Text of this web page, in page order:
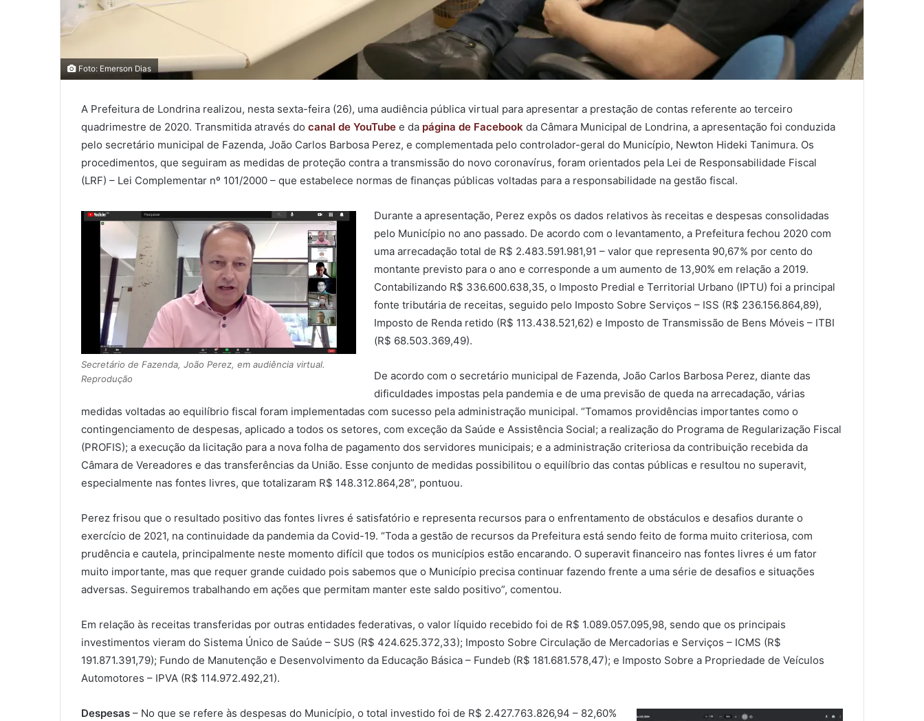
Foto: Emerson Dias
A Prefeitura de Londrina realizou, nesta sexta-feira (26), uma audiência pública virtual para apresentar a prestação de contas referente ao terceiro
quadrimestre de 2020. Transmitida através do canal de YouTube e da página de Facebook da Câmara Municipal de Londrina, a apresentação foi conduzida
pelo secretário municipal de Fazenda, João Carlos Barbosa Perez, e complementada pelo controlador-geral do Município, Newton Hideki Tanimura. Os
procedimentos, que seguiram as medidas de proteção contra a transmissão do novo coronavírus, foram orientados pela Lei de Responsabilidade Fiscal
(LRF) – Lei Complementar nº 101/2000 – que estabelece normas de finanças públicas voltadas para a responsabilidade na gestão fiscal.
Secretário de Fazenda, João Perez, em audiência virtual.
Reprodução
Durante a apresentação, Perez expôs os dados relativos às receitas e despesas consolidadas
pelo Município no ano passado. De acordo com o levantamento, a Prefeitura fechou 2020 com
uma arrecadação total de R$ 2.483.591.981,91 – valor que representa 90,67% por cento do
montante previsto para o ano e corresponde a um aumento de 13,90% em relação a 2019.
Contabilizando R$ 336.600.638,35, o Imposto Predial e Territorial Urbano (IPTU) foi a principal
fonte tributária de receitas, seguido pelo Imposto Sobre Serviços – ISS (R$ 236.156.864,89),
Imposto de Renda retido (R$ 113.438.521,62) e Imposto de Transmissão de Bens Móveis – ITBI
(R$ 68.503.369,49).
De acordo com o secretário municipal de Fazenda, João Carlos Barbosa Perez, diante das
dificuldades impostas pela pandemia e de uma previsão de queda na arrecadação, várias
medidas voltadas ao equilíbrio fiscal foram implementadas com sucesso pela administração municipal. “Tomamos providências importantes como o
contingenciamento de despesas, aplicado a todos os setores, com exceção da Saúde e Assistência Social; a realização do Programa de Regularização Fiscal
(PROFIS); a execução da licitação para a nova folha de pagamento dos servidores municipais; e a administração criteriosa da contribuição recebida da
Câmara de Vereadores e das transferências da União. Esse conjunto de medidas possibilitou o equilíbrio das contas públicas e resultou no superavit,
especialmente nas fontes livres, que totalizaram R$ 148.312.864,28”, pontuou.
Perez frisou que o resultado positivo das fontes livres é satisfatório e representa recursos para o enfrentamento de obstáculos e desafios durante o
exercício de 2021, na continuidade da pandemia da Covid-19. “Toda a gestão de recursos da Prefeitura está sendo feito de forma muito criteriosa, com
prudência e cautela, principalmente neste momento difícil que todos os municípios estão encarando. O superavit financeiro nas fontes livres é um fator
muito importante, mas que requer grande cuidado pois sabemos que o Município precisa continuar fazendo frente a uma série de desafios e situações
adversas. Seguiremos trabalhando em ações que permitam manter este saldo positivo”, comentou.
Em relação às receitas transferidas por outras entidades federativas, o valor líquido recebido foi de R$ 1.089.057.095,98, sendo que os principais
investimentos vieram do Sistema Único de Saúde – SUS (R$ 424.625.372,33); Imposto Sobre Circulação de Mercadorias e Serviços – ICMS (R$
191.871.391,79); Fundo de Manutenção e Desenvolvimento da Educação Básica – Fundeb (R$ 181.681.578,47); e Imposto Sobre a Propriedade de Veículos
Automotores – IPVA (R$ 114.972.492,21).
Despesas – No que se refere às despesas do Município, o total investido foi de R$ 2.427.763.826,94 – 82,60%